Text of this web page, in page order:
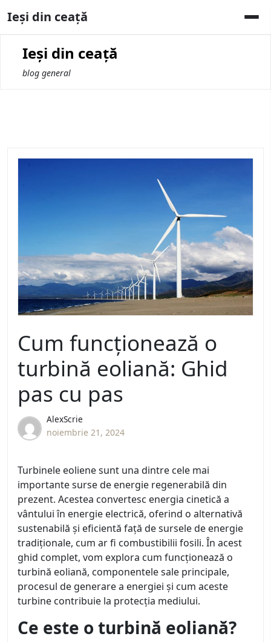
toIeși din ceață
Ieși din ceață
blog general
Cum funcționează o
turbină eoliană: Ghid
pas cu pas
AlexScrie
noiembrie 21, 2024
Turbinele eoliene sunt una dintre cele mai
importante surse de energie regenerabilă din
prezent. Acestea convertesc energia cinetică a
vântului în energie electrică, oferind o alternativă
sustenabilă și eficientă față de sursele de energie
tradiționale, cum ar fi combustibilii fosili. În acest
ghid complet, vom explora cum funcționează o
turbină eoliană, componentele sale principale,
procesul de generare a energiei și cum aceste
turbine contribuie la protecția mediului.
Ce este o turbină eoliană?